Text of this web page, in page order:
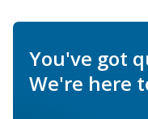
You've got
We're here